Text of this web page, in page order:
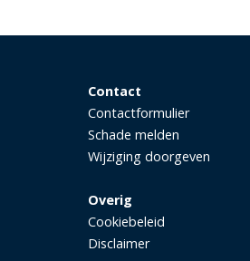
Contact
Contactformulier
Schade melden
Wijziging doorgeven
Overig
Cookiebeleid
Disclaimer